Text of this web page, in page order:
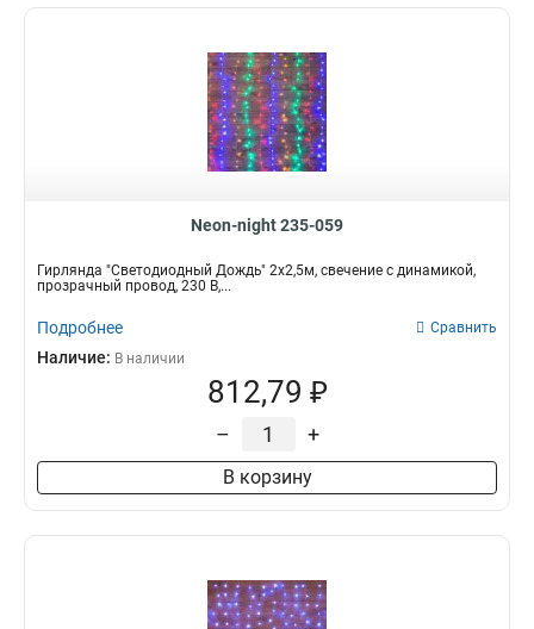
Neon-night 235-059
Гирлянда "Светодиодный Дождь" 2x2,5м, свечение с динамикой,
прозрачный провод, 230 В,...
Подробнее Сравнить
Наличие: В наличии
812,79 ₽
– +
В корзину